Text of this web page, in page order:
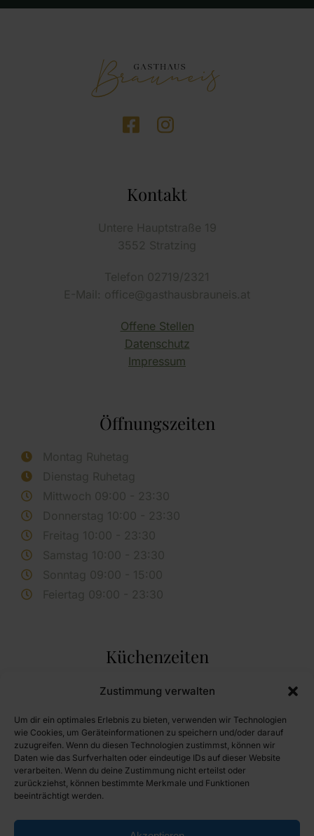
Zustimmung verwalten
Um dir ein optimales Erlebnis zu bieten, verwenden wir Technologien
wie Cookies, um Geräteinformationen zu speichern und/oder darauf
zuzugreifen. Wenn du diesen Technologien zustimmst, können wir
Daten wie das Surfverhalten oder eindeutige IDs auf dieser Website
verarbeiten. Wenn du deine Zustimmung nicht erteilst oder
zurückziehst, können bestimmte Merkmale und Funktionen
beeinträchtigt werden.
Kontakt
Untere Hauptstraße 19
3552 Stratzing
Telefon 02719/2321
E-Mail: office@gasthausbrauneis.at
Offene Stellen
Datenschutz
Impressum
Öffnungszeiten
Montag Ruhetag
Dienstag Ruhetag
Mittwoch 09:00 - 23:30
Donnerstag 10:00 - 23:30
Freitag 10:00 - 23:30
Samstag 10:00 - 23:30
Sonntag 09:00 - 15:00
Feiertag 09:00 - 23:30
Küchenzeiten
Montag Ruhetag
Mittwoch 11:30 - 14:00 und 17:00 - 20:30
Donnerstag 11:30 - 14:00 und 17:00 - 20:30
Freitag 11:30 - 14:00 und 17:00 - 20:30
Samstag 11:30 - 14:00 und 17:00 - 20:30